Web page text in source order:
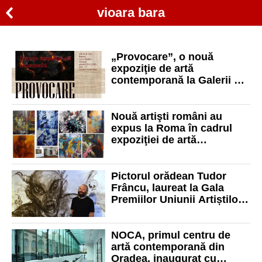
vioara bara
„Provocare”, o nouă
expoziţie de artă
contemporană la Galerii de
Oradea
Nouă artişti români au
expus la Roma în cadrul
expoziţiei de artă
revoltă”
Pictorul orădean Tudor
Frâncu, laureat la Gala
Premiilor Uniunii Artiștilor
un premiu care mă
onorează”
NOCA, primul centru de
artă contemporană din
Oradea, inaugurat cu